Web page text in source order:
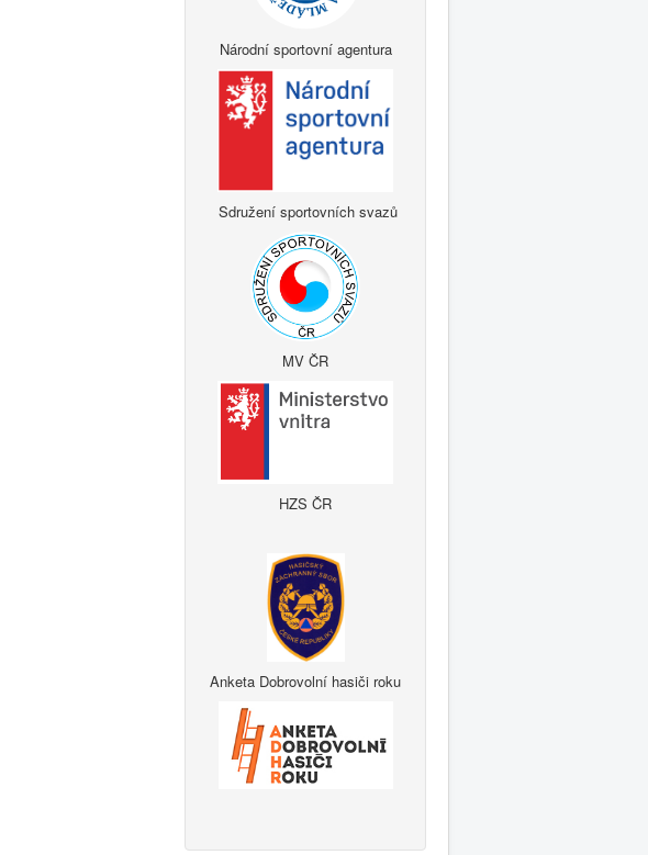
Národní sportovní agentura
Sdružení sportovních svazů
MV ČR
HZS ČR
Anketa Dobrovolní hasiči roku